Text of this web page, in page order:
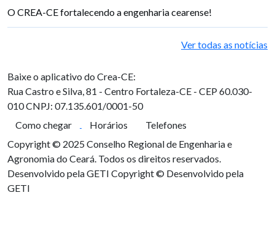
O CREA-CE fortalecendo a engenharia cearense!
Ver todas as notícias
Baixe o aplicativo do Crea-CE:
Rua Castro e Silva, 81 - Centro Fortaleza-CE - CEP 60.030-
010CNPJ: 07.135.601/0001-50
Como chegar
Horários
Telefones
Copyright © 2025 Conselho Regional de Engenharia e
Agronomia do Ceará. Todos os direitos reservados.
Desenvolvido pela GETI Copyright © Desenvolvido pela
GETI